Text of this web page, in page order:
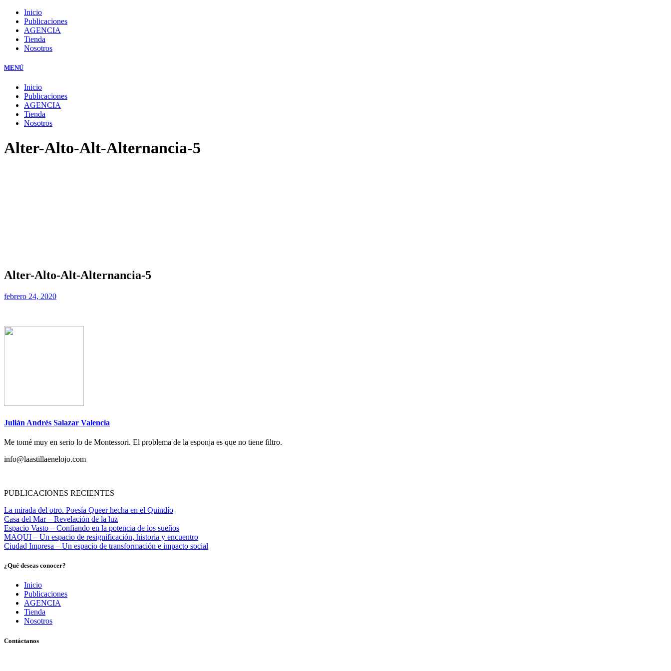
Inicio
Publicaciones
AGENCIA
Tienda
Nosotros
MENÚ
Inicio
Publicaciones
AGENCIA
Tienda
Nosotros
Alter-Alto-Alt-Alternancia-5
Alter-Alto-Alt-Alternancia-5
febrero 24, 2020
Julián Andrés Salazar Valencia
Me tomé muy en serio lo de Montessori. El problema de la esponja es que no tiene filtro.
info@laastillaenelojo.com
PUBLICACIONES RECIENTES
La mirada del otro. Poesía Queer hecha en el Quindío
Casa del Mar – Revelación de la luz
Espacio Vasto – Confiando en la potencia de los sueños
MAQUI – Un espacio de resignificación, historia y encuentro
Ciudad Impresa – Un espacio de transformación e impacto social
¿Qué deseas conocer?
Inicio
Publicaciones
AGENCIA
Tienda
Nosotros
Contáctanos